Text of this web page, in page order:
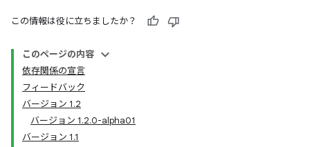
この情報は役に立ちましたか？
このページの内容
依存関係の宣言
フィードバック
バージョン 1.2
バージョン 1.2.0-alpha01
バージョン 1.1